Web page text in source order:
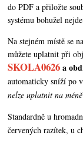
do PDF a přiložte
systému bohužel
Na stejném místě se
můžete uplatnit při
SKOLA0626a
automaticky sníží po
nelze uplatnit na
Standardně u
červených razítek, u